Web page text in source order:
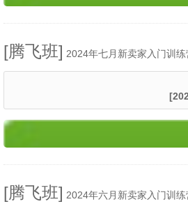
[腾飞班] 2024年七月新卖家入门训
[腾飞班] 2024年六月新卖家入门训